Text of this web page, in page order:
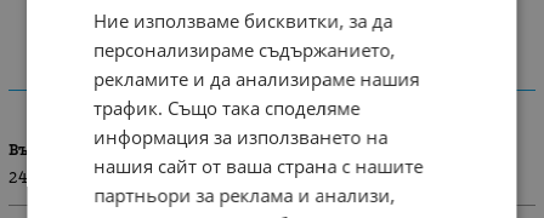
ХАРАКТЕРИСТИКИ
Възраст
24 м. / 86 см
Ние използваме бисквитки, за да
персонализираме съдържанието,
рекламите и да анализираме нашия
трафик. Също така споделяме
информация за използването на
нашия сайт от ваша страна с нашите
партньори за реклама и анализи,